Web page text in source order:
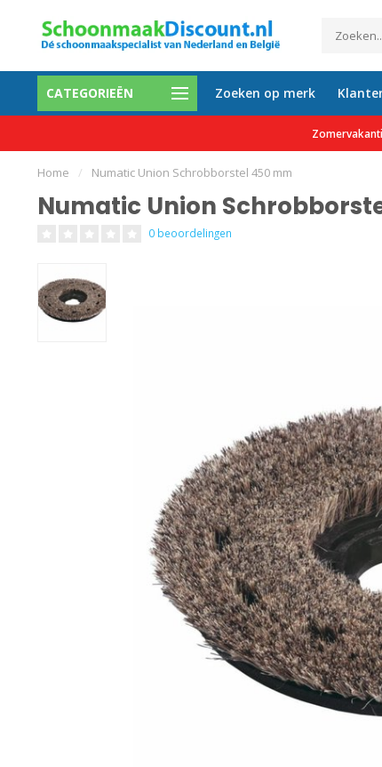
CATEGORIEËN Zoeken op merk
mogelijk Al meer dan 35.000
Home / Numatic Union Schrobborstel 450 mm
Numatic Union
0 beoordelingen